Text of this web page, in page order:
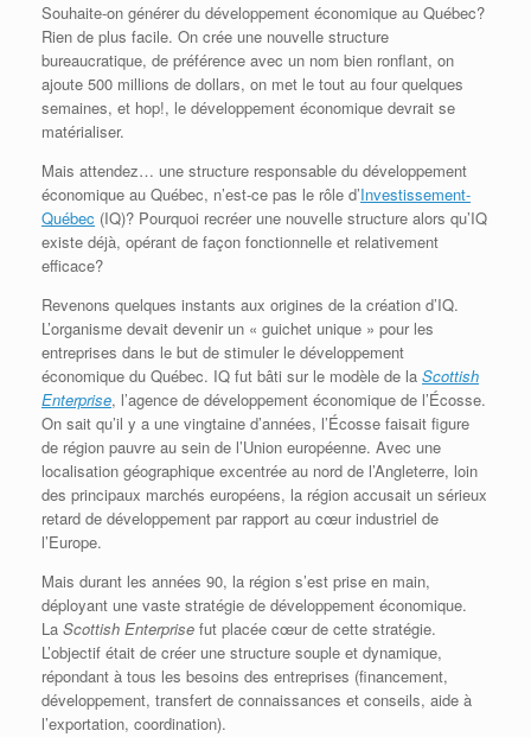
Souhaite-on générer du développement économique au Québec?
Rien de plus facile. On crée une nouvelle structure
bureaucratique, de préférence avec un nom bien ronflant, on
ajoute 500 millions de dollars, on met le tout au four quelques
semaines, et hop!, le développement économique devrait se
matérialiser.
Mais attendez… une structure responsable du développement
économique au Québec, n’est-ce pas le rôle d’Investissement-
Québec (IQ)? Pourquoi recréer une nouvelle structure alors qu’IQ
existe déjà, opérant de façon fonctionnelle et relativement
efficace?
Revenons quelques instants aux origines de la création d’IQ.
L’organisme devait devenir un « guichet unique » pour les
entreprises dans le but de stimuler le développement
économique du Québec. IQ fut bâti sur le modèle de la Scottish
Enterprise, l’agence de développement économique de l’Écosse.
On sait qu’il y a une vingtaine d’années, l’Écosse faisait figure
de région pauvre au sein de l’Union européenne. Avec une
localisation géographique excentrée au nord de l’Angleterre, loin
des principaux marchés européens, la région accusait un sérieux
retard de développement par rapport au cœur industriel de
l’Europe.
Mais durant les années 90, la région s’est prise en main,
déployant une vaste stratégie de développement économique.
La Scottish Enterprise fut placée cœur de cette stratégie.
L’objectif était de créer une structure souple et dynamique,
répondant à tous les besoins des entreprises (financement,
développement, transfert de connaissances et conseils, aide à
l’exportation, coordination).